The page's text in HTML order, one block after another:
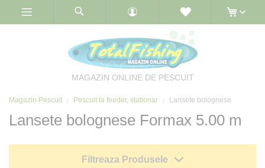
MAGAZIN ONLINE DE PESCUIT
Magazin Pescuit Pescuit la feeder, stationar Lansete bolognese
Lansete bolognese Formax 5.00 m
Filtreaza Produsele